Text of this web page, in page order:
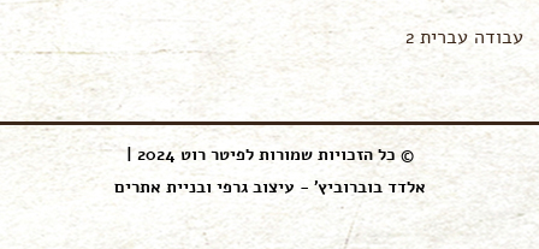
עבודה עברית 2
© כל הזכויות שמורות לפיטר רוט 2024 |
אלדד בוברוביץ' - עיצוב גרפי ובניית אתרים